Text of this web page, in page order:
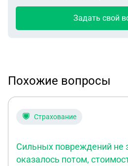
Задать свой
Похожие вопросы
Страхование
Сильных повреждений не
оказалось потом,